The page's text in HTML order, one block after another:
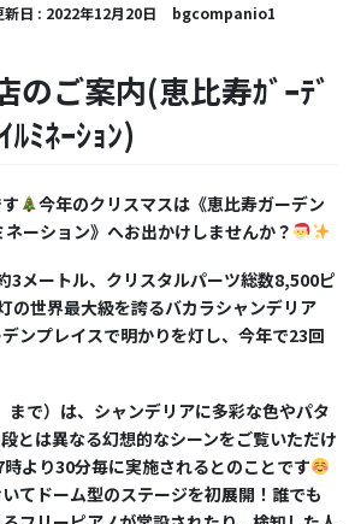
新日 : 2022年12月20日 bgcompanio1
のご案内(恵比寿ｶﾞｰﾃﾞ
ﾙﾐﾈｰｼｮﾝ)
今年のクリスマスは《恵比寿ガーデン
ーション》へお出かけしませんか？
3メートル、クリスタルパーツ総数8,500ピ
の世界最大級を誇るバカラシャンデリア
ンプレイスで明かりを灯し、今年で23回
まで）は、シャンデリアに多彩な色やパタ
とは異なる幻想的なシーンをご覧いただけ
時より30分毎に実施されるとのことです
てドーム型のステージを初展開！誰でも